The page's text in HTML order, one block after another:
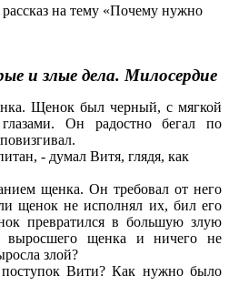
рассказ на тему «Почему нужно
и злые дела. Милосердие
Щенок был черный, с мягкой
Он радостно бегал по
- думал Витя, глядя, как
щенка. Он требовал от него
щенок не исполнял их, бил его
превратился в большую злую
выросшего щенка и ничего не
злой?
Вити? Как нужно было